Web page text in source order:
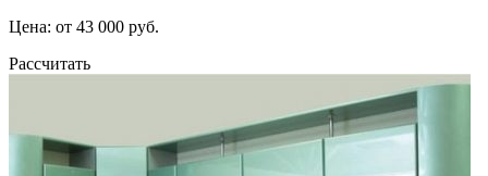
Цена: от 43 000 руб.
Рассчитать